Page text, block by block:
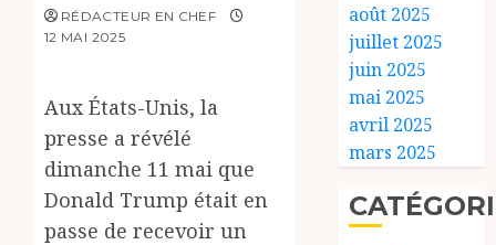
RÉDACTEUR EN CHEF
12 MAI 2025
Aux États-Unis, la
presse a révélé
dimanche 11 mai que
Donald Trump était en
passe de recevoir un
août 2025
juillet 2025
juin 2025
mai 2025
avril 2025
mars 2025